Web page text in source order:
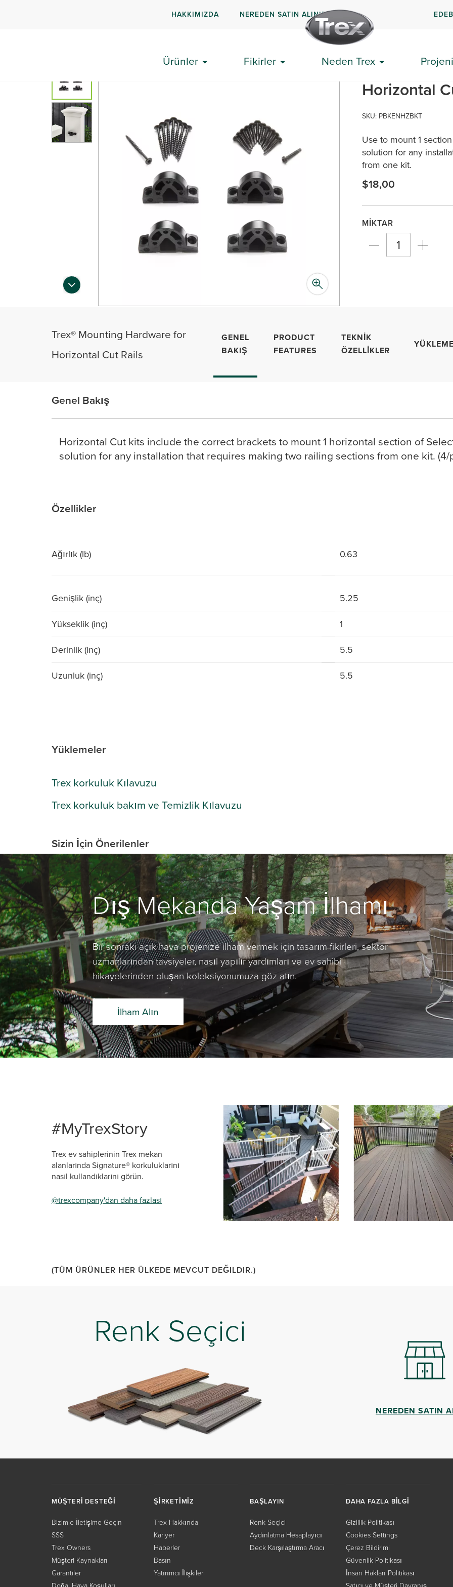
HAKKIMIZDA NEREDEN SATIN ALINIR
Ürünler Fikirler Neden Trex
Yatay Kesik Raylarda Trex® Montaj Donanımı
Trex®
Horizontal
SKU: PBKENHZBKT
Use to mount 1
solution for any
from one kit.
$18,00
MIKTAR
Trex® Mounting Hardware for
Horizontal Cut Rails
GENEL
BAKIŞ
PRODUCT
FEATURES
TEKNIK
ÖZELLIKLER
Genel Bakış
Horizontal Cut kits include the correct brackets to mount 1 horizontal section of
solution for any installation that requires making two railing sections from one kit. (4/
Özellikler
Ağırlık (lb) 0.63
Genişlik (inç)
5.25
Yükseklik (inç)
1
Derinlik (inç)
5.5
Uzunluk (inç)
5.5
Yüklemeler
Trex korkuluk Kılavuzu
Trex korkuluk bakım ve Temizlik Kılavuzu
Sizin İçin Önerilenler
Dış Mekanda Yaşam İlhamı
Bir sonraki açık hava projenize ilham vermek için tasarım fikirleri, sektör
uzmanlarından tavsiyeler, nasıl yapılır yardımları ve ev sahibi
hikayelerinden oluşan koleksiyonumuza göz atın.
İlham Alın
#MyTrexStory
Trex ev sahiplerinin Trex mekan
alanlarında Signature® korkuluklarını
nasıl kullandıklarını görün.
@trexcompany'dan daha fazlası
Media Carousel
Carousel with product photos. Use the previous and next buttons to navigate.
(TÜM ÜRÜNLER HER ÜLKEDE MEVCUT DEĞILDIR.)
Renk Seçici
NEREDEN SATIN
MÜŞTERİ DESTEĞİ
Bizimle İletişime Geçin
SSS
Trex Owners
Müşteri Kaynakları
Garantiler
ŞİRKETİMİZ
Trex Hakkında
Kariyer
Haberler
Basın
Yatırımcı İlişkileri
BAŞLAYIN
Renk Seçici
Aydınlatma Hesaplayıcı
Deck Karşılaştırma Aracı
DAHA FAZLA BİLGİ
Gizlilik Politikası
Cookies Settings
Çerez Bildirimi
Güvenlik Politikası
İnsan Hakları Politikası